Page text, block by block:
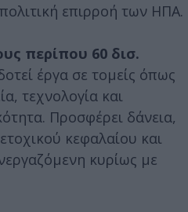
επιρροή των ΗΠΑ.
περίπου 60 δισ.
έργα σε τομείς όπως
τεχνολογία και
Προσφέρει δάνεια,
κεφαλαίου και
κυρίως με